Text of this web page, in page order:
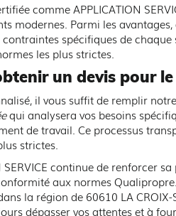
comme APPLICATION
modernes. Parmi les
spécifiques de
les plus strictes.
un devis pour
il vous suffit de remplir
qui analysera vos besoins
de travail. Ce processus
strictes.
SERVICE continue de renforcer
aux normes
la région de 60610 LA
dépasser vos attentes et à